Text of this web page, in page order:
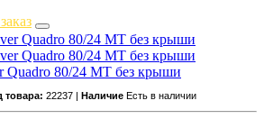
Quadro 80/24 MT без крыши
товара: 22237 | Наличие Есть в наличии